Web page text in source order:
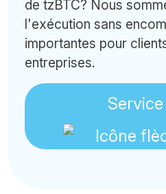
de tzBTC? Nous
l'exécution sans
importantes pour
entreprises.
Service